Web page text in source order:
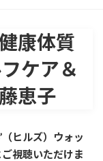
康体質
ケア＆
恵子
ヒルズ）ウォッ
ご視聴いただけま